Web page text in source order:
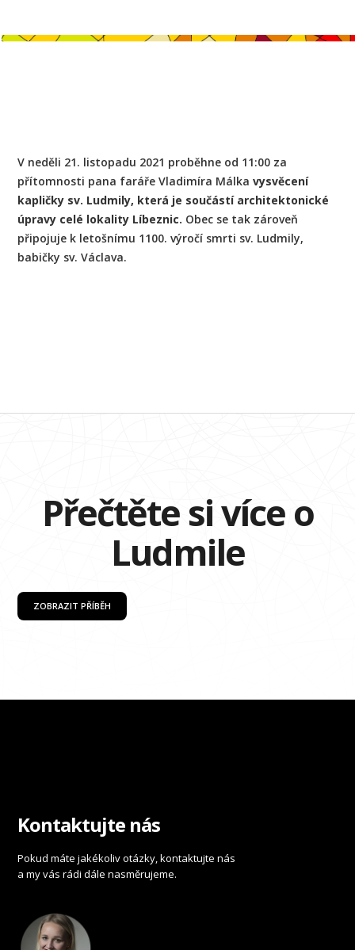
V neděli 21. listopadu 2021 proběhne od 11:00 za
přítomnosti pana faráře Vladimíra Málkavysvěcení
kapličky sv. Ludmily, která je součástí architektonické
úpravy celé lokality Líbeznic. Obec se tak zároveň
připojuje k letošnímu 1100. výročí smrti sv. Ludmily,
babičky sv. Václava.
Přečtěte si více o
Ludmile
ZOBRAZIT PŘÍBĚH
Kontaktujte nás
Pokud máte jakékoliv otázky, kontaktujte nás
a my vás rádi dále nasměrujeme.